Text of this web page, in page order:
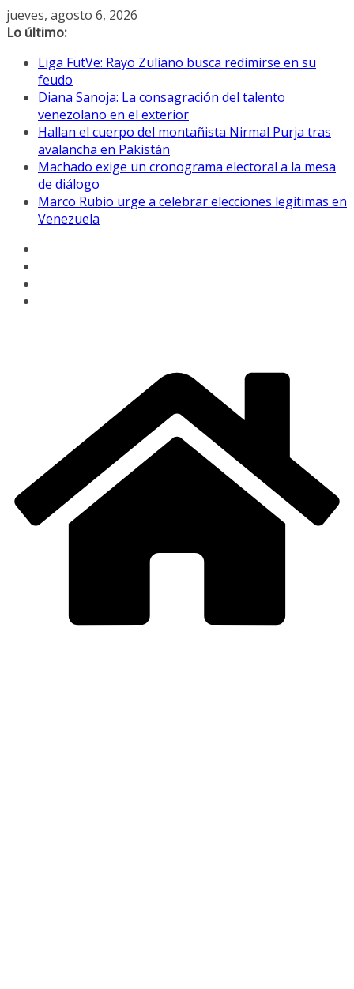
Saltar
al
jueves, agosto 6, 2026
Lo último:
Liga FutVe: Rayo Zuliano busca redimirse en su
feudo
Diana Sanoja: La consagración del talento
venezolano en el exterior
Hallan el cuerpo del montañista Nirmal Purja tras
avalancha en Pakistán
Machado exige un cronograma electoral a la mesa
de diálogo
Marco Rubio urge a celebrar elecciones legítimas en
Venezuela